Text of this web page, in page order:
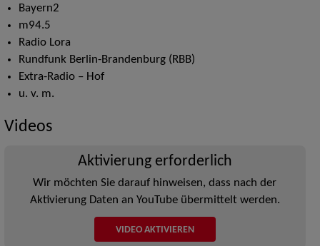
Bayern2
m94.5
Radio Lora
Rundfunk Berlin-Brandenburg (RBB)
Extra-Radio – Hof
u. v. m.
Videos
Aktivierung erforderlich
Wir möchten Sie darauf hinweisen, dass nach der
Aktivierung Daten an YouTube übermittelt werden.
VIDEO AKTIVIEREN